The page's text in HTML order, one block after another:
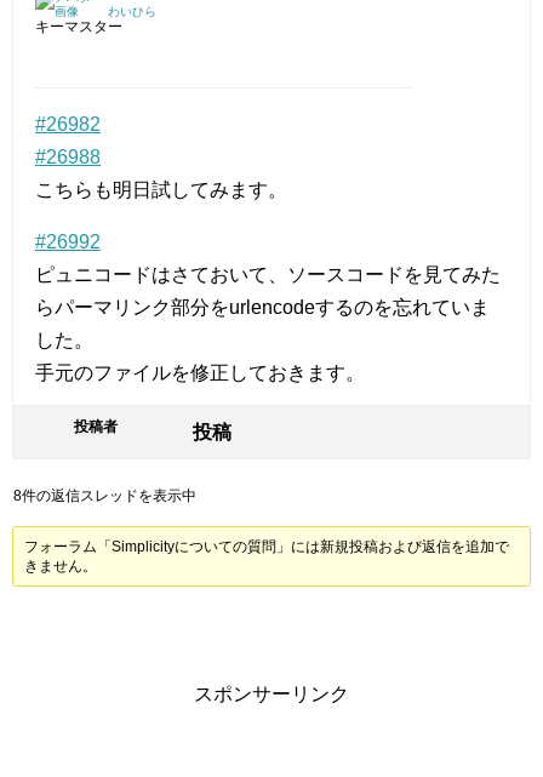
わいひら
キーマスター
#26982
#26988
こちらも明日試してみます。
#26992
ピュニコードはさておいて、ソースコードを見てみた
らパーマリンク部分をurlencodeするのを忘れていま
した。
手元のファイルを修正しておきます。
投稿者 投稿
8件の返信スレッドを表示中
フォーラム「Simplicityについての質問」には新規投稿および返信を追加で
きません。
スポンサーリンク